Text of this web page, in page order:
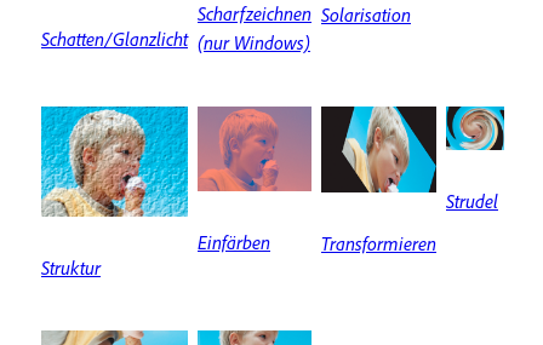
Schatten/Glanzlicht
Scharfzeichnen
(nur Windows)
Solarisation
Struktur
Einfärben Transformieren
Strudel